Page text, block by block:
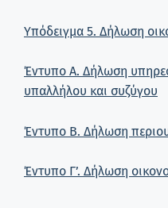
Υπόδειγμα 5. Δήλωση
Έντυπο Α. Δήλωση
υπαλλήλου και συζύγου
Έντυπο Β. Δήλωση
Έντυπο Γ’. Δήλωση